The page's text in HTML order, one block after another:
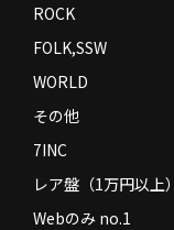
ROCK
FOLK,SSW
WORLD
その他
7INC
レア盤（1万円以上）
Webのみ no.1